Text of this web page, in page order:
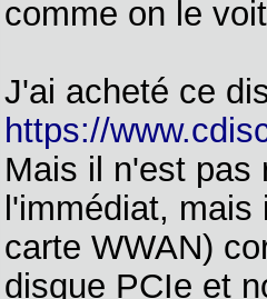
comme on le
J'ai acheté ce
https://
Mais il n'est pas
l'immédiat,
carte WWAN)
disque PCIe et